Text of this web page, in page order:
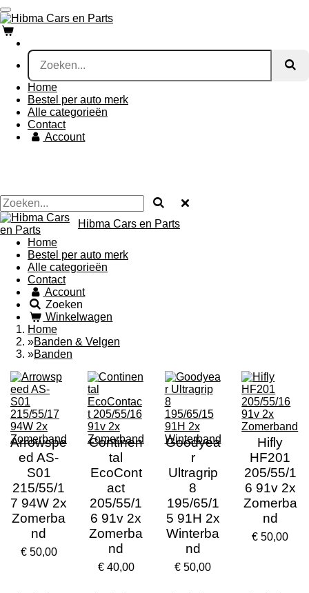
Ga
direct
naar
de
hoofdinhoud
Home
Bestel per auto merk
Alle categorieën
Contact
Account
Hibma Cars en Parts
Home
Bestel per auto merk
Alle categorieën
Contact
Account
Zoeken
Winkelwagen
Home
»Banden & Velgen
»Banden
Arrowspe
ed AS-
S01
215/55/1
7 94W 2x
Zomerba
nd
€ 50,00
Continen
tal
EcoCont
act
205/55/1
6 91v 2x
Zomerba
nd
€ 40,00
Goodyea
r
Ultragrip
8
195/65/1
5 91H 2x
Winterba
nd
€ 50,00
Hifly
HF201
205/55/1
6 91v 2x
Zomerba
nd
€ 50,00